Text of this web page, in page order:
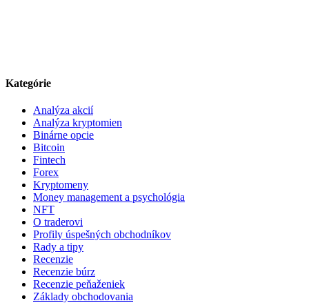
Kategórie
Analýza akcií
Analýza kryptomien
Binárne opcie
Bitcoin
Fintech
Forex
Kryptomeny
Money management a psychológia
NFT
O traderovi
Profily úspešných obchodníkov
Rady a tipy
Recenzie
Recenzie búrz
Recenzie peňaženiek
Základy obchodovania